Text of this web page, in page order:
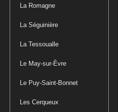
La Romagne
La Séguinière
La Tessoualle
Le May-sur-Èvre
Le Puy-Saint-Bonnet
Les Cerqueux